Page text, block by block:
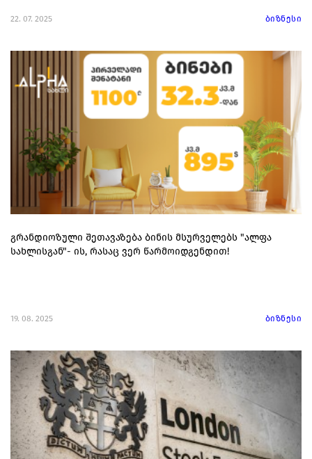
22. 07. 2025 ბიზნესი
გრანდიოზული შეთავაზება ბინის მსურველებს "ალფა
სახლისგან"- ის, რასაც ვერ წარმოიდგენდით!
19. 08. 2025 ბიზნესი